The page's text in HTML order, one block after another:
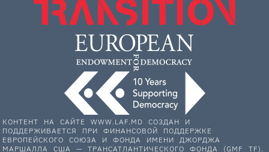
КОНТЕНТ НА САЙТЕ WWW.LAF.MD СОЗДАН И
ПОДДЕРЖИВАЕТСЯ ПРИ ФИНАНСОВОЙ ПОДДЕРЖКЕ
ЕВРОПЕЙСКОГО СОЮЗА И ФОНДА ИМЕНИ ДЖОРДЖА
МАРШАЛЛА США — ТРАНСАТЛАНТИЧЕСКОГО ФОНДА (GMF TF).